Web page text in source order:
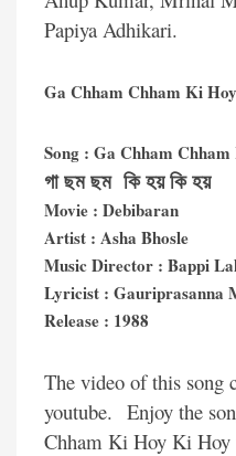
Papiya Adhikari.
Ga Chham Chham Ki
Song : Ga Chham
গা ছম ছম কি হয় কি হয়
Movie : Debibaran
Artist : Asha Bhosle
Music Director : Bappi
Lyricist : Gauriprasanna
Release : 1988
The video of this song
youtube. Enjoy the
Chham Ki Hoy Ki